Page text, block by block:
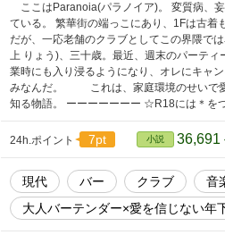
ここはParanoia(パラノイア)。 変質病、
ている。 繁華街の端っこにあり、1Fは古着
だが、一応老舗のクラブとしてこの界隈で
上 りょう)、三十歳。最近、週末のパーテ
業時にも入り浸るようになり、オレにキャ
みなんだ。 これは、家庭環境のせいで愛
知る物語。 ーーーーーーー ☆R18には＊を
24h.ポイント 7pt 小説 36,691
現代 バー クラブ 音
大人バーテンダー×愛を信じない年